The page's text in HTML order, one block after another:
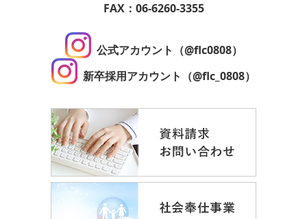
FAX：06-6260-3355
公式アカウント（@flc0808）
新卒採用アカウント（@flc_0808）